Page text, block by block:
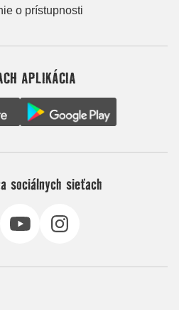
o prístupnosti
APLIKÁCIA
sociálnych sieťach